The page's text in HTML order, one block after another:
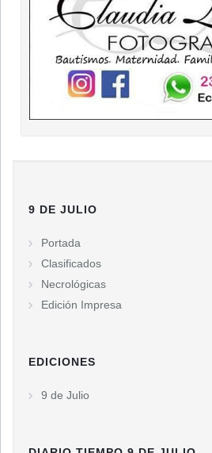
9 DE JULIO
Portada
Clasificados
Necrológicas
Edición Impresa
EDICIONES
9 de Julio